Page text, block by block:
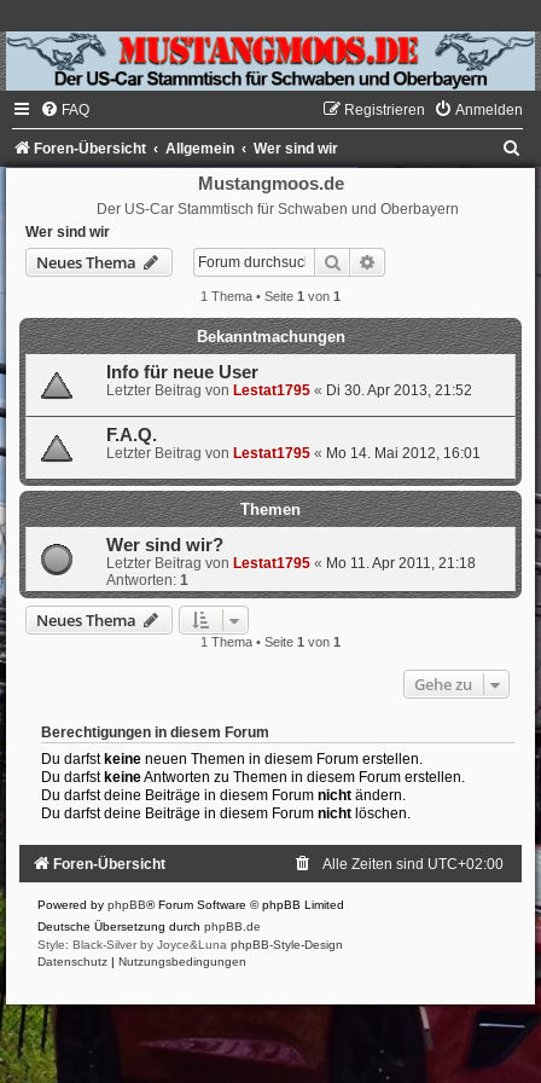
FAQ Anmelden
Registrieren
Foren-Übersicht Allgemein Wer sind wir
Mustangmoos.de
Der US-Car Stammtisch für Schwaben und Oberbayern
Wer sind wir
Neues Thema Suche
1 Thema • Seite 1 von 1
Bekanntmachungen
Info für neue User
Letzter Beitrag von Lestat1795 « Di 30. Apr 2013, 21:52
F.A.Q.
Letzter Beitrag von Lestat1795 « Mo 14. Mai 2012, 16:01
Themen
Wer sind wir?
Letzter Beitrag von Lestat1795 « Mo 11. Apr 2011, 21:18
Antworten: 1
Neues Thema
1 Thema • Seite 1 von 1
Gehe zu
Berechtigungen in diesem Forum
Du darfst keine neuen Themen in diesem Forum erstellen.
Du darfst keineAntworten zu Themen in diesem Forum erstellen.
Du darfst deine Beiträge in diesem Forum nicht ändern.
Du darfst deine Beiträge in diesem Forum nicht löschen.
Foren-Übersicht Alle Zeiten sind UTC+02:00
Powered by phpBB® Forum Software © phpBB Limited
Deutsche Übersetzung durch phpBB.de
Style: Black-Silver by Joyce&Luna phpBB-Style-Design
Datenschutz | Nutzungsbedingungen